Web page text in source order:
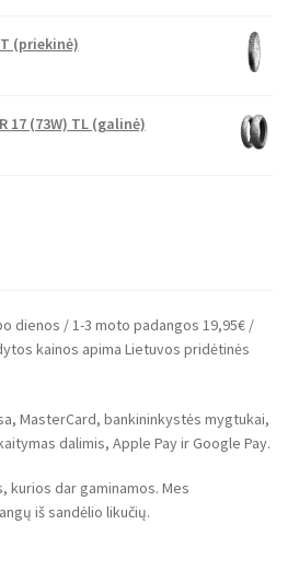
(priekinė)
17 (73W) TL (galinė)
dienos / 1-3 moto padangos 19,95€ /
kainos apima Lietuvos pridėtinės
MasterCard, bankininkystės mygtukai,
dalimis, Apple Pay ir Google Pay.
kurios dar gaminamos. Mes
iš sandėlio likučių.